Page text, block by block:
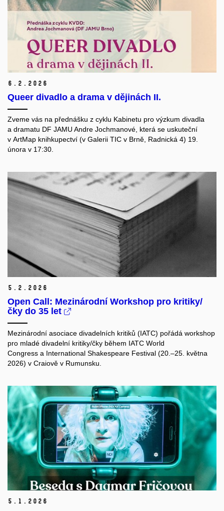
6. 2. 2026
Queer divadlo a drama v dějinách II.
Zveme vás na přednášku z cyklu Kabinetu pro výzkum divadla
a dramatu DF JAMU Andre Jochmanové, která se uskuteční
v ArtMap knihkupectví (v Galerii TIC v Brně, Radnická 4) 19.
února v 17:30.
5. 2. 2026
Open Call: Mezinárodní Workshop pro kritiky/
čky do 35 let
Mezinárodní asociace divadelních kritiků (IATC) pořádá workshop
pro mladé divadelní kritiky/čky během IATC World
Congress a International Shakespeare Festival (20.–25. května
2026) v Craiově v Rumunsku.
5. 1. 2026